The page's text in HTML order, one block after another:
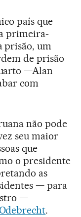
país que
primeira-
prisão, um
de prisão
—Alan
com
não pode
seu maior
que
o presidente
as
— para
—
Odebrecht.